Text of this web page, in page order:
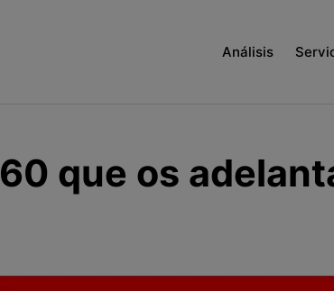
Análisis
que os